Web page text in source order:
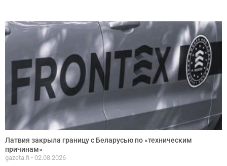
Латвия закрыла границу с Беларусью по «техническим
причинам»
gazeta.fi 02.08.2026